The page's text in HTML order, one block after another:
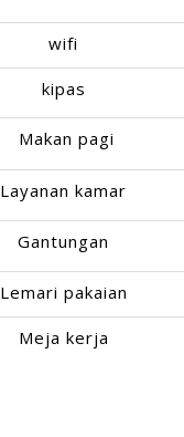
wifi
kipas
Makan pagi
Layanan kamar
Gantungan
Lemari pakaian
Meja kerja